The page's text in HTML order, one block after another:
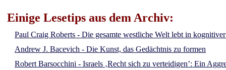
Einige Lesetips aus dem Archiv:
Paul Craig Roberts - Die gesamte westliche Welt lebt in
Andrew J. Bacevich - Die Kunst, das Gedächtnis zu formen
Robert Barsocchini - Israels ‚Recht sich zu verteidigen’: Ein